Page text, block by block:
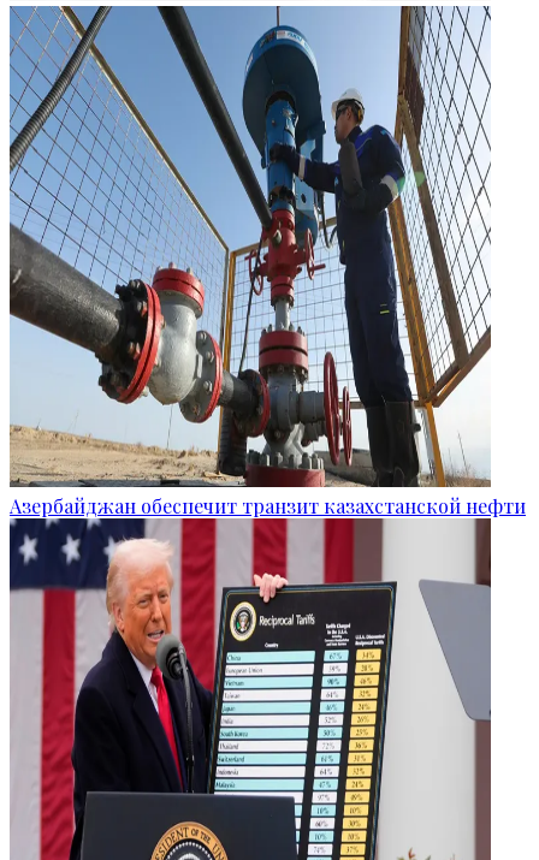
Азербайджан обеспечит транзит казахстанской нефти